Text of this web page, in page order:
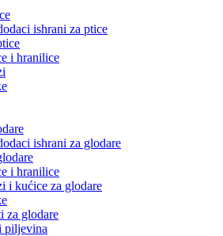
ishrani za ptice
i hranilice
ishrani za glodare
i hranilice
i kućice za glodare
za glodare
piljevina